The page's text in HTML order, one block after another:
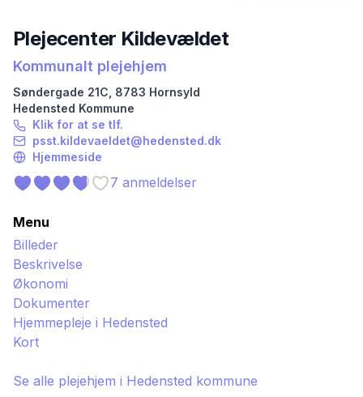
Plejecenter Kildevældet
Kommunalt plejehjem
Søndergade 21C 8783 Hornsyld
Hedensted Kommune
Klik for at se tlf.
psst.kildevaeldet@hedensted.dk
Hjemmeside
7 anmeldelser
Menu
Billeder
Beskrivelse
Økonomi
Dokumenter
Hjemmepleje i Hedensted
Kort
Se alle plejehjem i Hedensted kommune